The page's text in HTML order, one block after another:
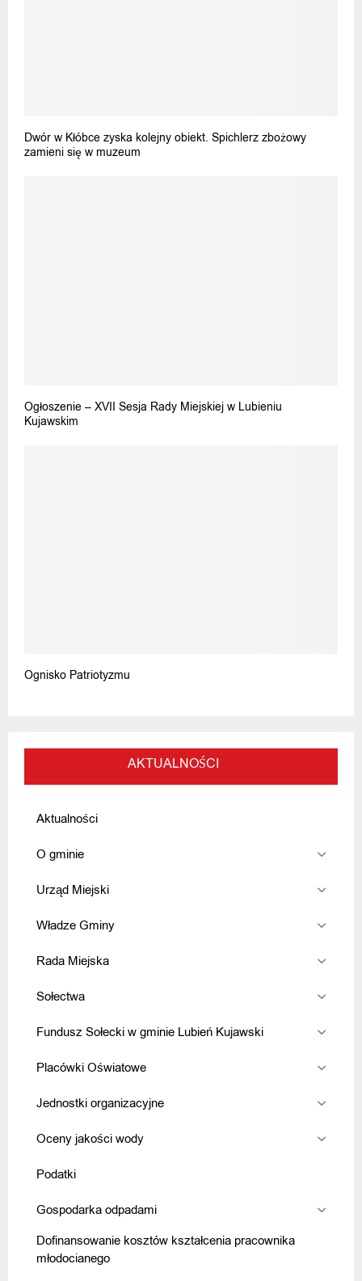
Dwór w Kłóbce zyska kolejny obiekt. Spichlerz zbożowy
zamieni się w muzeum
Ogłoszenie – XVII Sesja Rady Miejskiej w Lubieniu
Kujawskim
Ognisko Patriotyzmu
AKTUALNOŚCI
Aktualności
O gminie
Urząd Miejski
Władze Gminy
Rada Miejska
Sołectwa
Fundusz Sołecki w gminie Lubień Kujawski
Placówki Oświatowe
Jednostki organizacyjne
Oceny jakości wody
Podatki
Gospodarka odpadami
Dofinansowanie kosztów kształcenia pracownika
młodocianego